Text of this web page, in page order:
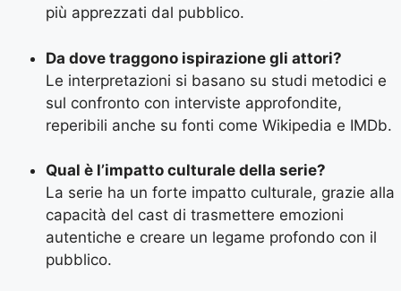
più apprezzati dal pubblico.
Da dove traggono ispirazione gli attori?
Le interpretazioni si basano su studi metodici e
sul confronto con interviste approfondite,
reperibili anche su fonti come Wikipedia e IMDb.
Qual è l’impatto culturale della serie?
La serie ha un forte impatto culturale, grazie alla
capacità del cast di trasmettere emozioni
autentiche e creare un legame profondo con il
pubblico.